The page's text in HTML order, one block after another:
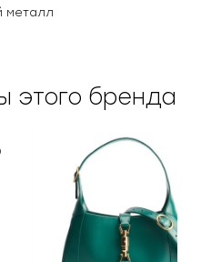
металл
этого бренда